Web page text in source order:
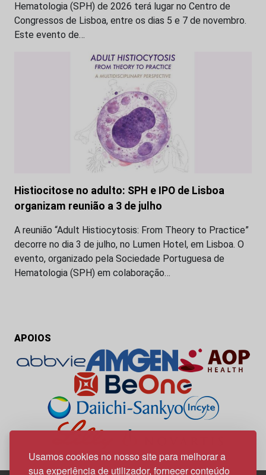
Usamos cookies no nosso site para melhorar a
sua experiência de utilizador, fornecer conteúdo
Hematologia (SPH) de 2026 terá lugar no Centro de
Congressos de Lisboa, entre os dias 5 e 7 de novembro.
Este evento de…
Histiocitose no adulto: SPH e IPO de Lisboa
organizam reunião a 3 de julho
A reunião “Adult Histiocytosis: From Theory to Practice”
decorre no dia 3 de julho, no Lumen Hotel, em Lisboa. O
evento, organizado pela Sociedade Portuguesa de
Hematologia (SPH) em colaboração…
APOIOS